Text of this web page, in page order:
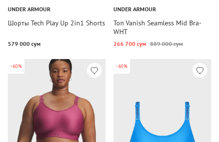
UNDER ARMOUR
Шорты Tech Play Up 2in1 Shorts
579 000 сум
UNDER ARMOUR
Топ Vanish Seamless Mid Bra-
WHT
266 700 сум 889 000 сум
-60% -60%